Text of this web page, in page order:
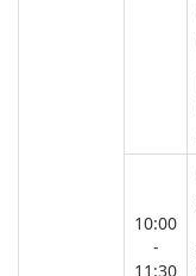
10:00
-
11:30